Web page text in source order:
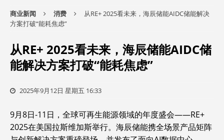
商业新闻 消费
从RE+ 2025看未来，海辰储能AIDC储能解决
方案打破“能耗焦虑”
从RE+ 2025看未来，海辰储能AIDC储
能解决方案打破“能耗焦虑”
2025年9月12日 星期五 16:33
9月8日-11日，全球可再生能源领域的年度盛会——RE+
2025在美国拉斯维加斯举行。海辰储能携全场景产品矩阵